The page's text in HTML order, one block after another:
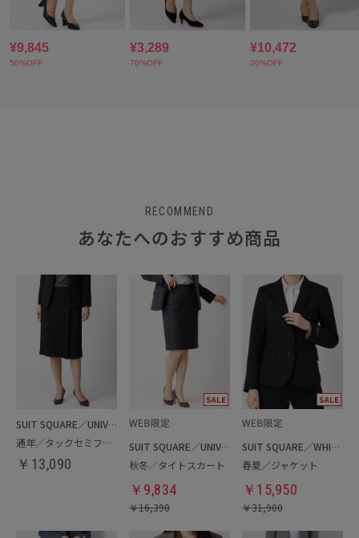
RECOMMEND
あなたへのおすすめ商品
SUIT SQUARE／UNIVERSAL LANGUAGE／WHITE
通年／タックセミフレアスカート
￥ 13,090
SUIT SQUARE／UNIVERSAL LANGUAGE／WHITE
秋冬／タイトスカート
￥ 9,834
￥16,390
SUIT SQUARE／WHITE
春夏／ジャケット
￥ 15,950
￥31,900